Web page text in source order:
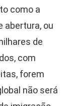
como a
abertura, ou
de
com
forem
não será